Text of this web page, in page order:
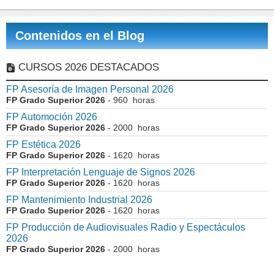
Contenidos en el Blog
CURSOS 2026 DESTACADOS
FP Asesoría de Imagen Personal 2026
FP Grado Superior 2026 - 960 horas
FP Automoción 2026
FP Grado Superior 2026 - 2000 horas
FP Estética 2026
FP Grado Superior 2026 - 1620 horas
FP Interpretación Lenguaje de Signos 2026
FP Grado Superior 2026 - 1620 horas
FP Mantenimiento Industrial 2026
FP Grado Superior 2026 - 1620 horas
FP Producción de Audiovisuales Radio y Espectáculos
2026
FP Grado Superior 2026 - 2000 horas